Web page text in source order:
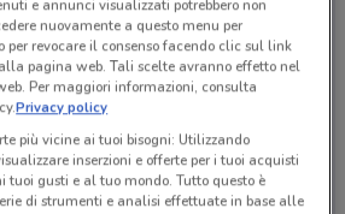
non abbiamo pubblicato
e annunci visualizzati potrebbero non
nuovamente a questo menu per
per revocare il consenso facendo clic sul link
pagina web. Tali scelte avranno effetto nel
Per maggiori informazioni, consulta
Privacy policy
più vicine ai tuoi bisogni: Utilizzando
inserzioni e offerte per i tuoi acquisti
gusti e al tuo mondo. Tutto questo è
di strumenti e analisi effettuate in base alle